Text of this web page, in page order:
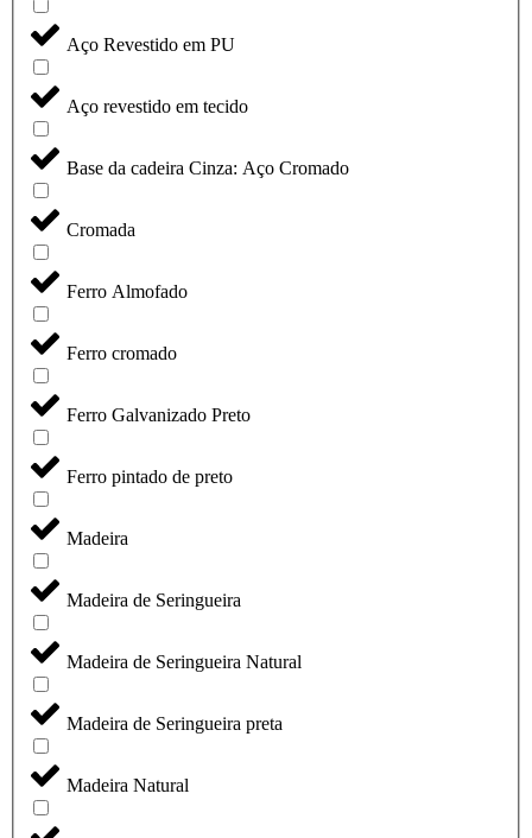
Aço Revestido em PU
Aço revestido em tecido
Base da cadeira Cinza: Aço Cromado
Cromada
Ferro Almofado
Ferro cromado
Ferro Galvanizado Preto
Ferro pintado de preto
Madeira
Madeira de Seringueira
Madeira de Seringueira Natural
Madeira de Seringueira preta
Madeira Natural